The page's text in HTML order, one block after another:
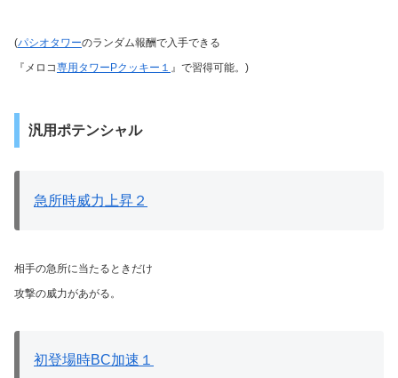
(パシオタワーのランダム報酬で入手できる
『メロコ専用タワーPクッキー１ 』で習得可能。)
汎用ポテンシャル
急所時威力上昇２
相手の急所に当たるときだけ
攻撃の威力があがる。
初登場時BC加速１